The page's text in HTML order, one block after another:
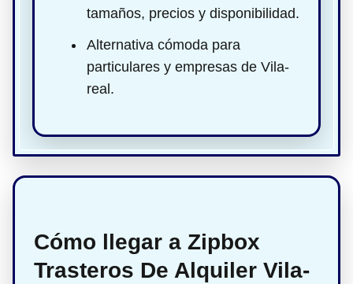
tamaños, precios y disponibilidad.
Alternativa cómoda para
particulares y empresas de Vila-
real.
Cómo llegar a Zipbox
Trasteros De Alquiler Vila-